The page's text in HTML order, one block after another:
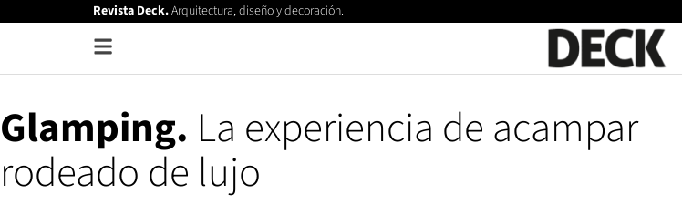
Revista Deck.Arquitectura, diseño y decoración.
Glamping. La experiencia de acampar
rodeado de lujo